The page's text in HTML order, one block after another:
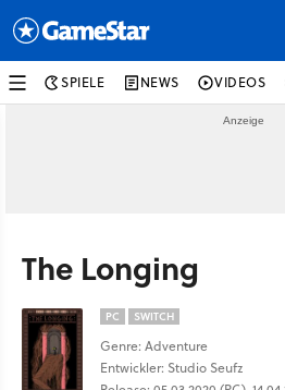
SPIELE NEWS VIDEOS
The Longing
PC SWITCH
Genre: Adventure
Entwickler: Studio Seufz